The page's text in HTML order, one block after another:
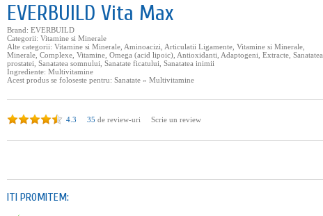
EVERBUILD Vita Max
Brand: EVERBUILD
Categorii: Vitamine si Minerale
Alte categorii: Vitamine si Minerale Aminoacizi Articulatii Ligamente Vitamine si Minerale
Minerale Complexe Vitamine Omega (acid lipoic) Antioxidanti Adaptogeni Extracte Sanatatea
prostatei Sanatatea somnului Sanatate ficatului Sanatatea inimii
Ingrediente: Multivitamine
Acest produs se foloseste pentru: Sanatate » Multivitamine
4.3 35 de review-uri Scrie un review
ITI PROMITEM: